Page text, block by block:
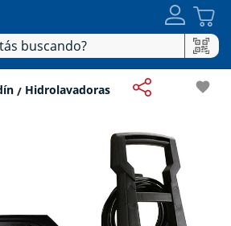
Hidrolavadoras favorite